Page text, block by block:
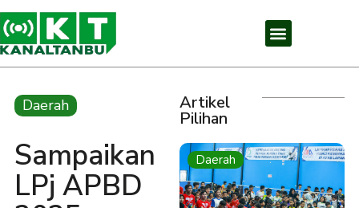
Daerah
Sampaikan
LPj APBD
Artikel
Pilihan
Daerah